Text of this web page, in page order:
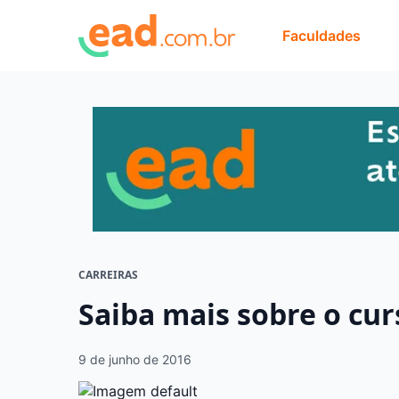
Faculdades
CARREIRAS
Saiba mais sobre o
9 de junho de 2016